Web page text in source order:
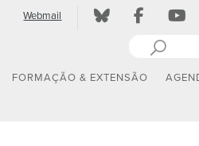
Webmail
FORMAÇÃO & EXTENSÃO